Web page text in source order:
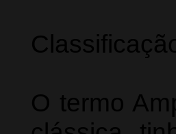
O termo